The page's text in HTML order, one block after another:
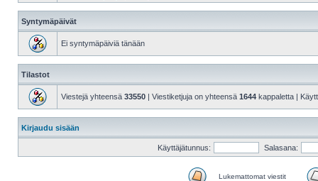
Syntymäpäivät
Ei syntymäpäiviä tänään
Tilastot
Viestejä yhteensä 33550 | Viestiketjuja on yhteensä 1644 kappaletta |
Kirjaudu sisään
Käyttäjätunnus: Salasana:
Lukemattomat viestit